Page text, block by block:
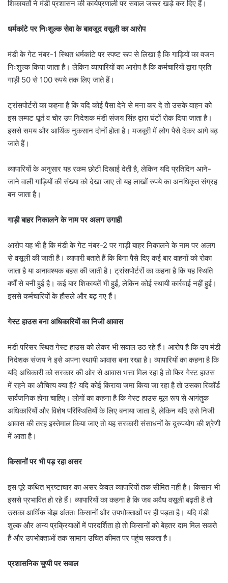
शिकायतों ने मंडी प्रशासन की कार्यप्रणाली पर सवाल जरूर खड़े कर दिए हैं।
धर्मकांटे पर निःशुल्क सेवा के बावजूद वसूली का आरोप
मंडी के गेट नंबर-1 स्थित धर्मकांटे पर स्पष्ट रूप से लिखा है कि गाड़ियों का वजन
निःशुल्क किया जाता है। लेकिन व्यापारियों का आरोप है कि कर्मचारियों द्वारा प्रति
गाड़ी 50 से 100 रुपये तक लिए जाते हैं।
ट्रांसपोर्टरों का कहना है कि यदि कोई पैसा देने से मना कर दे तो उसके वाहन को
इस लम्पट धूर्त व चोर उप निदेशक मंडी संजय सिंह द्वारा घंटों रोक दिया जाता है।
इससे समय और आर्थिक नुकसान दोनों होता है। मजबूरी में लोग पैसे देकर आगे बढ़
जाते हैं।
व्यापारियों के अनुसार यह रकम छोटी दिखाई देती है, लेकिन यदि प्रतिदिन आने-
जाने वाली गाड़ियों की संख्या को देखा जाए तो यह लाखों रुपये का अनधिकृत संग्रह
बन जाता है।
गाड़ी बाहर निकालने के नाम पर अलग उगाही
आरोप यह भी है कि मंडी के गेट नंबर-2 पर गाड़ी बाहर निकालने के नाम पर अलग
से वसूली की जाती है। व्यापारी बताते हैं कि बिना पैसे दिए कई बार वाहनों को रोका
जाता है या अनावश्यक बहस की जाती है। ट्रांसपोर्टरों का कहना है कि यह स्थिति
वर्षों से बनी हुई है। कई बार शिकायतें भी हुईं, लेकिन कोई स्थायी कार्रवाई नहीं हुई।
इससे कर्मचारियों के हौसले और बढ़ गए हैं।
गेस्ट हाउस बना अधिकारियों का निजी आवास
मंडी परिसर स्थित गेस्ट हाउस को लेकर भी सवाल उठ रहे हैं। आरोप है कि उप मंडी
निदेशक संजय ने इसे अपना स्थायी आवास बना रखा है। व्यापारियों का कहना है कि
यदि अधिकारी को सरकार की ओर से आवास भत्ता मिल रहा है तो फिर गेस्ट हाउस
में रहने का औचित्य क्या है? यदि कोई किराया जमा किया जा रहा है तो उसका रिकॉर्ड
सार्वजनिक होना चाहिए। लोगों का कहना है कि गेस्ट हाउस मूल रूप से आगंतुक
अधिकारियों और विशेष परिस्थितियों के लिए बनाया जाता है, लेकिन यदि उसे निजी
आवास की तरह इस्तेमाल किया जाए तो यह सरकारी संसाधनों के दुरुपयोग की श्रेणी
में आता है।
किसानों पर भी पड़ रहा असर
इस पूरे कथित भ्रष्टाचार का असर केवल व्यापारियों तक सीमित नहीं है। किसान भी
इससे प्रभावित हो रहे हैं। व्यापारियों का कहना है कि जब अवैध वसूली बढ़ती है तो
उसका आर्थिक बोझ अंततः किसानों और उपभोक्ताओं पर ही पड़ता है। यदि मंडी
शुल्क और अन्य प्रक्रियाओं में पारदर्शिता हो तो किसानों को बेहतर दाम मिल सकते
हैं और उपभोक्ताओं तक सामान उचित कीमत पर पहुंच सकता है।
प्रशासनिक चुप्पी पर सवाल